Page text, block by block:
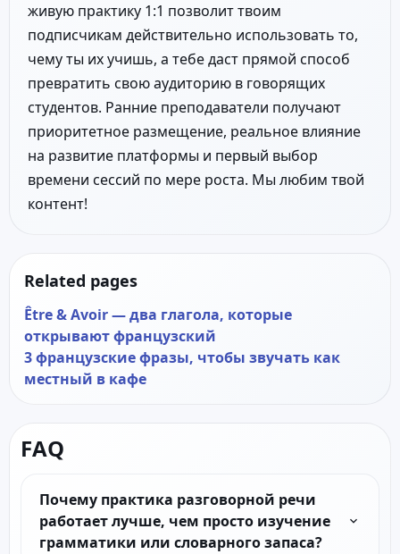
живую практику 1:1 позволит твоим
подписчикам действительно использовать то,
чему ты их учишь, а тебе даст прямой способ
превратить свою аудиторию в говорящих
студентов. Ранние преподаватели получают
приоритетное размещение, реальное влияние
на развитие платформы и первый выбор
времени сессий по мере роста. Мы любим твой
контент!
Related pages
Être & Avoir — два глагола, которые
открывают французский
3 французские фразы, чтобы звучать как
местный в кафе
FAQ
Почему практика разговорной речи
работает лучше, чем просто изучение
грамматики или словарного запаса?